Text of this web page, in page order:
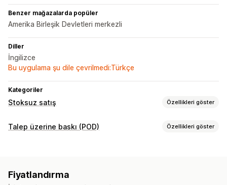
Benzer mağazalarda popüler
Amerika Birleşik Devletleri merkezli
Diller
İngilizce
Bu uygulama şu dile çevrilmedi:Türkçe
Kategoriler
Stoksuz satış Özellikleri göster
Satabileceğiniz ürünler
Amerika Birleşik Devletleri
Talep üzerine baskı (POD) Özellikleri göster
Ambalaj ekstraları
Fiyatlandırma